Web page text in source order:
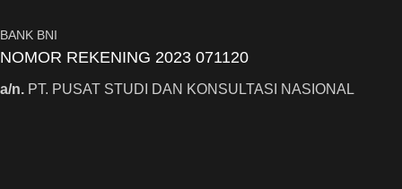
BANK BNI
NOMOR REKENING 2023 071120
a/n. PT. PUSAT STUDI DAN KONSULTASI NASIONAL